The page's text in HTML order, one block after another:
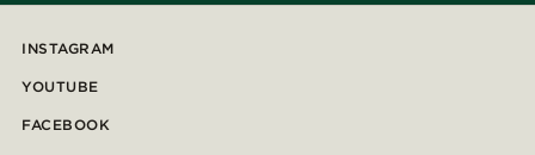
INSTAGRAM
YOUTUBE
FACEBOOK